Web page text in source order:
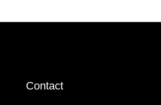
Contact